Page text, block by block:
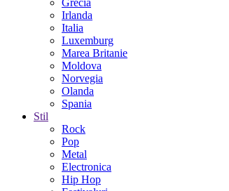
Grecia
Irlanda
Italia
Luxemburg
Marea Britanie
Moldova
Norvegia
Olanda
Spania
Stil
Rock
Pop
Metal
Electronica
Hip Hop